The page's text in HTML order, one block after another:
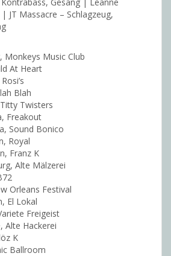
JT Massacre – Schlagzeug,
Monkeys Music Club
At Heart
Blah
Twisters
Freakout
Sound Bonico
Royal
Franz K
Alte Mälzerei
Orleans Festival
El Lokal
Freigeist
Alte Hackerei
K
Ballroom